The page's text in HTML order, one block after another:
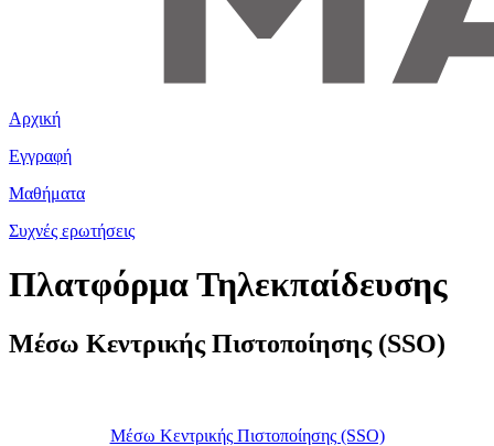
Αρχική
Εγγραφή
Μαθήματα
Συχνές ερωτήσεις
Πλατφόρμα Τηλεκπαίδευσης
Μέσω Κεντρικής Πιστοποίησης (SSO)
Μέσω Κεντρικής Πιστοποίησης (SSO)